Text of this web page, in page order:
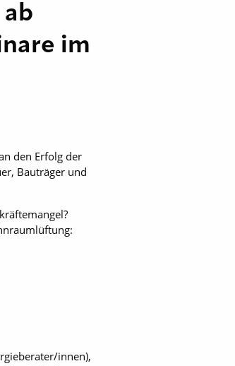
im
den Erfolg der
Bauträger und
innen),